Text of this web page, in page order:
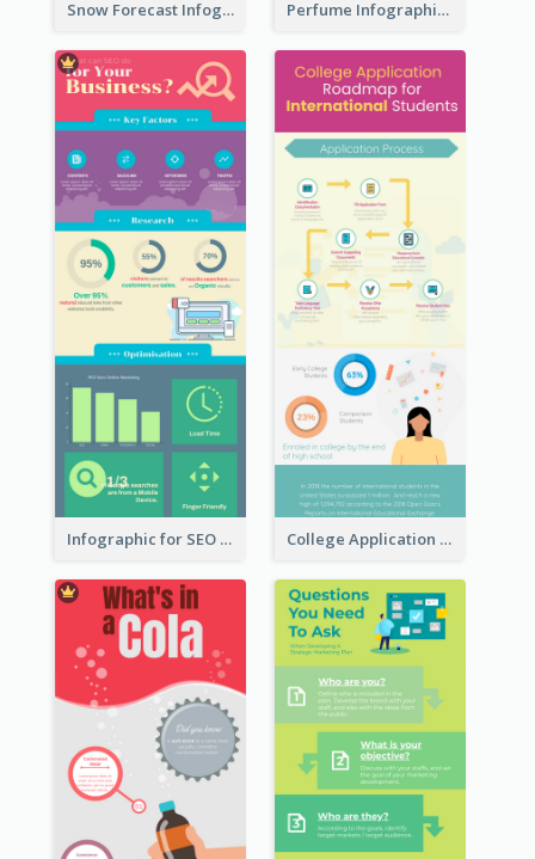
Snow Forecast Infographic Perfume Infographic
Infographic for SEO Marketing College Application Roadmap Infographic